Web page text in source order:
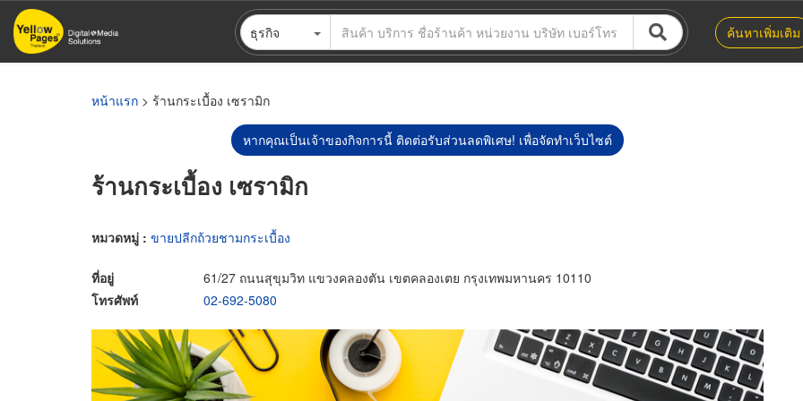
ข้าม
ไป
ธุรกิจ ค้นหาเพิ่มเติม
หน้าแรก > ร้านกระเบื้อง เซรามิก
หากคุณเป็นเจ้าของกิจการนี้ ติดต่อรับส่วนลดพิเศษ! เพื่อจัดทำเว็บไซต์
ร้านกระเบื้อง เซรามิก
หมวดหมู่ : ขายปลีกถ้วยชามกระเบื้อง
ที่อยู่
61/27 ถนนสุขุมวิท แขวงคลองตัน เขตคลองเตย กรุงเทพมหานคร 10110
โทรศัพท์
02-692-5080